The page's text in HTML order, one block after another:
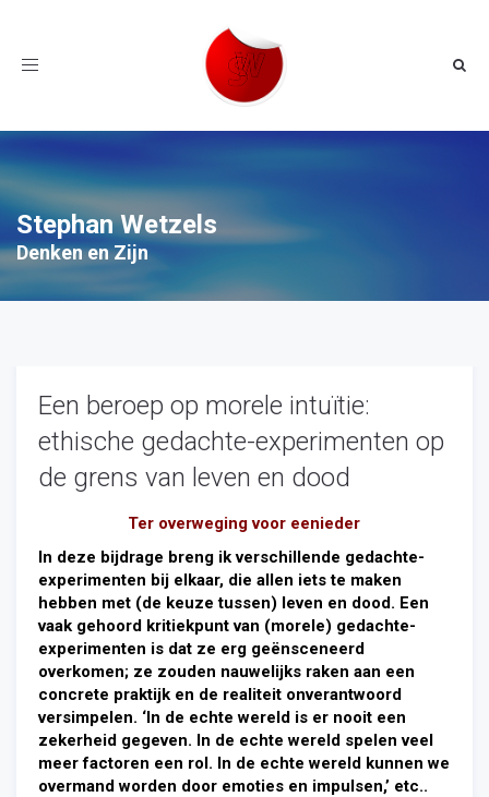
Toggle
Stephan Wetzels
Denken en Zijn
Een beroep op morele intuïtie:
ethische gedachte-experimenten op
de grens van leven en dood
Ter overweging voor eenieder
In deze bijdrage breng ik verschillende gedachte-
experimenten bij elkaar, die allen iets te maken
hebben met (de keuze tussen) leven en dood. Een
vaak gehoord kritiekpunt van (morele) gedachte-
experimenten is dat ze erg geënsceneerd
overkomen; ze zouden nauwelijks raken aan een
concrete praktijk en de realiteit onverantwoord
versimpelen. ‘In de echte wereld is er nooit een
zekerheid gegeven. In de echte wereld spelen veel
meer factoren een rol. In de echte wereld kunnen we
overmand worden door emoties en impulsen,’ etc..